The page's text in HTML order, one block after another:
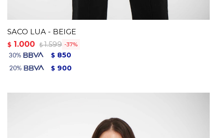
SACO LUA - BEIGE
$ 1.000 $ 1.599 37
$ 850
$ 900